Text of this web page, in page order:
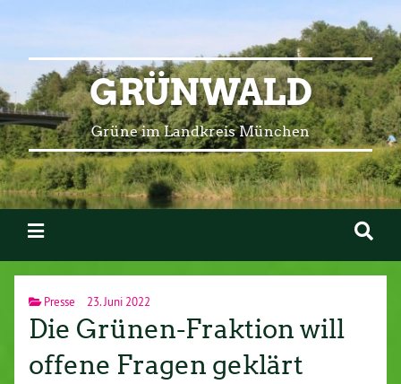
GRÜNWALD
Grüne im Landkreis München
Presse 23. Juni 2022
Die Grünen-Fraktion will
offene Fragen geklärt